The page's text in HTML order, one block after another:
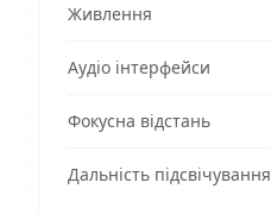
Живлення
Аудіо інтерфейси
Фокусна відстань
Дальність підсвічування